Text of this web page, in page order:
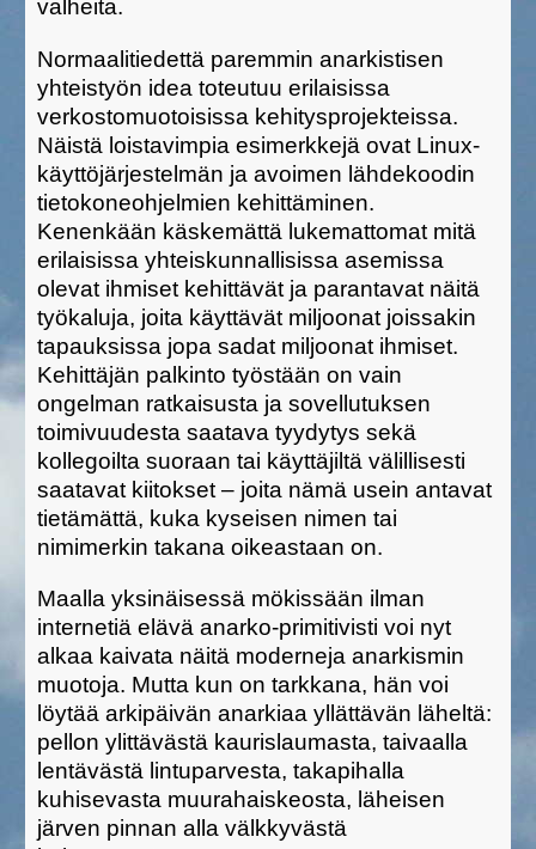
valheita.
Normaalitiedettä paremmin anarkistisen
yhteistyön idea toteutuu erilaisissa
verkostomuotoisissa kehitysprojekteissa.
Näistä loistavimpia esimerkkejä ovat Linux-
käyttöjärjestelmän ja avoimen lähdekoodin
tietokoneohjelmien kehittäminen.
Kenenkään käskemättä lukemattomat mitä
erilaisissa yhteiskunnallisissa asemissa
olevat ihmiset kehittävät ja parantavat näitä
työkaluja, joita käyttävät miljoonat joissakin
tapauksissa jopa sadat miljoonat ihmiset.
Kehittäjän palkinto työstään on vain
ongelman ratkaisusta ja sovellutuksen
toimivuudesta saatava tyydytys sekä
kollegoilta suoraan tai käyttäjiltä välillisesti
saatavat kiitokset – joita nämä usein antavat
tietämättä, kuka kyseisen nimen tai
nimimerkin takana oikeastaan on.
Maalla yksinäisessä mökissään ilman
internetiä elävä anarko-primitivisti voi nyt
alkaa kaivata näitä moderneja anarkismin
muotoja. Mutta kun on tarkkana, hän voi
löytää arkipäivän anarkiaa yllättävän läheltä:
pellon ylittävästä kaurislaumasta, taivaalla
lentävästä lintuparvesta, takapihalla
kuhisevasta muurahaiskeosta, läheisen
järven pinnan alla välkkyvästä